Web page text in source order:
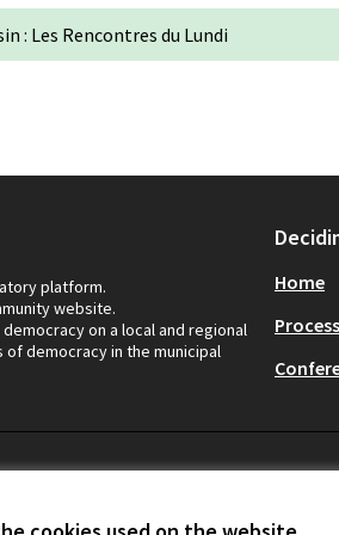
: Les Rencontres du Lundi
platform.
website.
on a local and regional
democracy in the municipal
Home